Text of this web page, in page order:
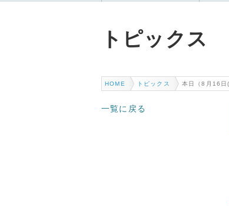
トピックス
HOME トピックス 本日（8月16日
一覧に戻る